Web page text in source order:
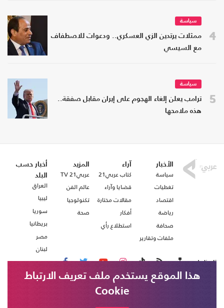
4
سياسة
ممثلات يرتدين الزي العسكري.. ودعوات للاصطفاف
مع السيسي
5
سياسة
ترامب يعلن إلغاء الهجوم على إيران مقابل صفقة..
هذه ملامحها
الأخبار
سياسة
تغطيات
اقتصاد
رياضة
صحافة
ملفات وتقارير
آراء
كتاب عربي21
قضايا وآراء
مقالات مختارة
أفكار
استطلاع رأي
المزيد
عربي21 TV
عالم الفن
تكنولوجيا
صحة
أخبار حسب
البلد
العراق
ليبيا
سوريا
بريطانيا
مصر
لبنان
تابعنا على
هذا الموقع يستخدم ملف تعريف الارتباط
Cookie